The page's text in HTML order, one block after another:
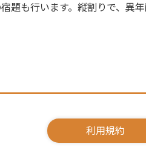
題も行います。縦割りで、異
利用規約